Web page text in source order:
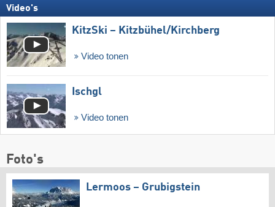
Video's
KitzSki – Kitzbühel/​Kirchberg
Video tonen
Ischgl
Video tonen
Foto's
Lermoos – Grubigstein